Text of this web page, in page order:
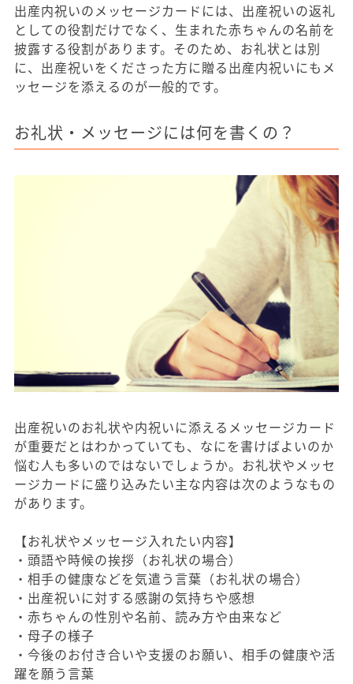
出産内祝いのメッセージカードには、出産祝いの返礼
としての役割だけでなく、生まれた赤ちゃんの名前を
披露する役割があります。そのため、お礼状とは別
に、出産祝いをくださった方に贈る出産内祝いにもメ
ッセージを添えるのが一般的です。
お礼状・メッセージには何を書くの？
出産祝いのお礼状や内祝いに添えるメッセージカード
が重要だとはわかっていても、なにを書けばよいのか
悩む人も多いのではないでしょうか。お礼状やメッセ
ージカードに盛り込みたい主な内容は次のようなもの
があります。
【お礼状やメッセージ入れたい内容】
・頭語や時候の挨拶（お礼状の場合）
・相手の健康などを気遣う言葉（お礼状の場合）
・出産祝いに対する感謝の気持ちや感想
・赤ちゃんの性別や名前、読み方や由来など
・母子の様子
・今後のお付き合いや支援のお願い、相手の健康や活
躍を願う言葉